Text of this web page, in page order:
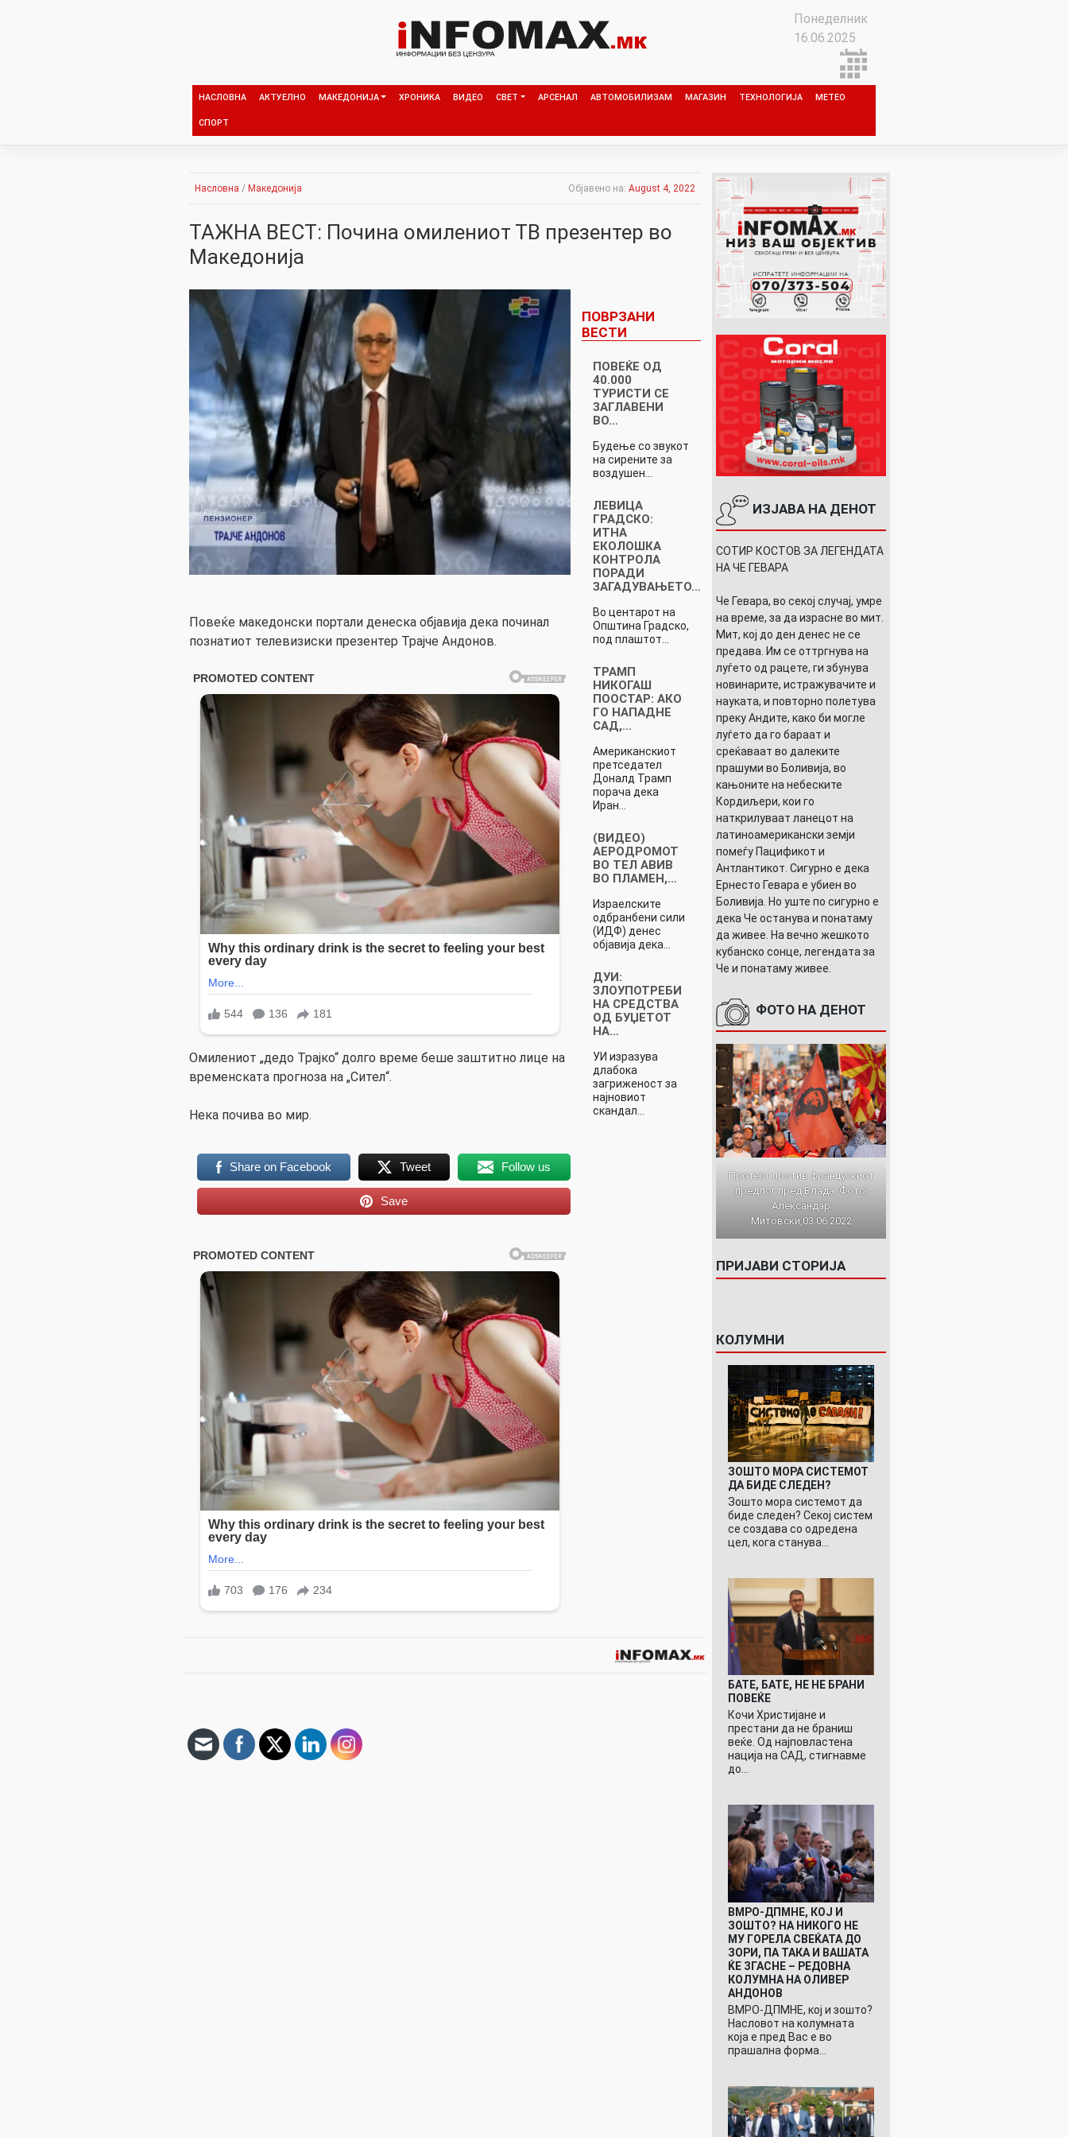
Понеделник
16.06.2025
НАСЛОВНА АКТУЕЛНО МАКЕДОНИЈА ХРОНИКА ВИДЕО СВЕТ АРСЕНАЛ АВТОМОБИЛИЗАМ МАГАЗИН ТЕХНОЛОГИЈА МЕТЕО
СПОРТ
Насловна / Македонија Објавено на: August 4, 2022
ТАЖНА ВЕСТ: Почина омилениот ТВ презентер во
Македонија
Повеќе македонски портали денеска објавија дека починал
познатиот телевизиски презентер Трајче Андонов.
Омилениот „дедо Трајко“ долго време беше заштитно лице на
временската прогноза на „Сител“.
Нека почива во мир.
Share on Facebook Tweet Follow us
Save
ПОВРЗАНИ
ВЕСТИ
ПОВЕЌЕ ОД
40.000
ТУРИСТИ СЕ
ЗАГЛАВЕНИ
ВО…
Будење со звукот
на сирените за
воздушен…
ЛЕВИЦА
ГРАДСКО:
ИТНА
ЕКОЛОШКА
КОНТРОЛА
ПОРАДИ
ЗАГАДУВАЊЕТО…
Во центарот на
Општина Градско,
под плаштот…
ТРАМП
НИКОГАШ
ПООСТАР: АКО
ГО НАПАДНЕ
САД,…
Американскиот
претседател
Доналд Трамп
порача дека
Иран…
(ВИДЕО)
АЕРОДРОМОТ
ВО ТЕЛ АВИВ
ВО ПЛАМЕН,…
Израелските
одбранбени сили
(ИДФ) денес
објавија дека…
ДУИ:
ЗЛОУПОТРЕБИ
НА СРЕДСТВА
ОД БУЏЕТОТ
НА…
УИ изразува
длабока
загриженост за
најновиот
скандал…
ИЗЈАВА НА ДЕНОТ
СОТИР КОСТОВ ЗА ЛЕГЕНДАТА
НА ЧЕ ГЕВАРА
Че Гевара, во секој случај, умре
на време, за да израсне во мит.
Мит, кој до ден денес не се
предава. Им се оттргнува на
луѓето од рацете, ги збунува
новинарите, истражувачите и
науката, и повторно полетува
преку Андите, како би могле
луѓето да го бараат и
среќаваат во далеките
прашуми во Боливија, во
кањоните на небеските
Кордиљери, кои го
наткрилуваат ланецот на
латиноамерикански земји
помеѓу Пацификот и
Антлантикот. Сигурно е дека
Ернесто Гевара е убиен во
Боливија. Но уште по сигурно е
дека Че останува и понатаму
да живее. На вечно жешкото
кубанско сонце, легендата за
Че и понатаму живее.
ФОТО НА ДЕНОТ
Протест против францускиот
предлог пред Влада. Фото:
Александар
Митовски,03.06.2022
ПРИЈАВИ СТОРИЈА
КОЛУМНИ
ЗОШТО МОРА СИСТЕМОТ
ДА БИДЕ СЛЕДЕН?
Зошто мора системот да
биде следен? Секој систем
се создава со одредена
цел, кога станува…
БАТЕ, БАТЕ, НЕ НЕ БРАНИ
ПОВЕЌЕ
Кочи Христијане и
престани да не браниш
веќе. Од најповластена
нација на САД, стигнавме
до…
ВМРО-ДПМНЕ, КОЈ И
ЗОШТО? НА НИКОГО НЕ
МУ ГОРЕЛА СВЕЌАТА ДО
ЗОРИ, ПА ТАКА И ВАШАТА
ЌЕ ЗГАСНЕ – РЕДОВНА
КОЛУМНА НА ОЛИВЕР
АНДОНОВ
ВМРО-ДПМНЕ, кој и зошто?
Насловот на колумната
која е пред Вас е во
прашална форма…